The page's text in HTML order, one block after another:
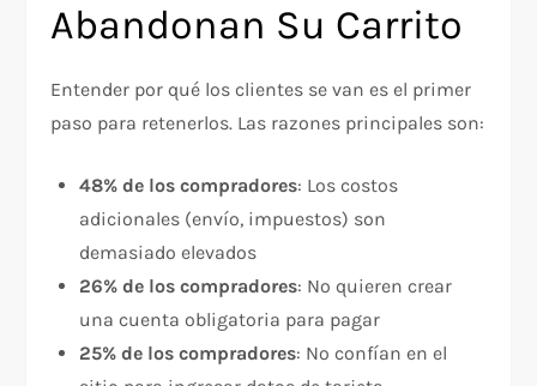
Abandonan Su Carrito
Entender por qué los clientes se van es el primer
paso para retenerlos. Las razones principales son:​
48% de los compradores: Los costos
adicionales (envío, impuestos) son
demasiado elevados
26% de los compradores: No quieren crear
una cuenta obligatoria para pagar
25% de los compradores: No confían en el